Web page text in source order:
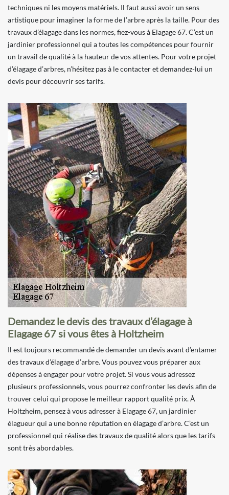
techniques ni les moyens matériels. Il faut aussi avoir un sens
artistique pour imaginer la forme de l’arbre après la taille. Pour des
travaux d’élagage dans les normes, fiez-vous à Elagage 67. C’est un
jardinier professionnel qui a toutes les compétences pour fournir
un travail de qualité à la hauteur de vos attentes. Pour votre projet
d’élagage d’arbres, n’hésitez pas à le contacter et demandez-lui un
devis pour découvrir ses tarifs.
Demandez le devis des travaux d’élagage à
Elagage 67 si vous êtes à Holtzheim
Il est toujours recommandé de demander un devis avant d’entamer
des travaux d’élagage d’arbre. Vous pouvez vous préparer aux
dépenses à engager pour votre projet. Si vous vous adressez
plusieurs professionnels, vous pourrez confronter les devis afin de
trouver celui qui propose le meilleur rapport qualité prix. À
Holtzheim, pensez à vous adresser à Elagage 67, un jardinier
élagueur qui a une bonne réputation en élagage d’arbre. C’est un
professionnel qui réalise des travaux de qualité alors que les tarifs
sont très abordables.